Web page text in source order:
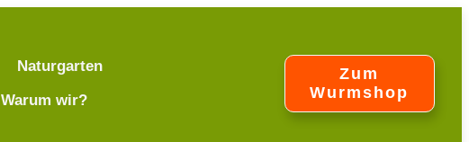
Naturgarten
Warum wir?
Zum
Wurmshop